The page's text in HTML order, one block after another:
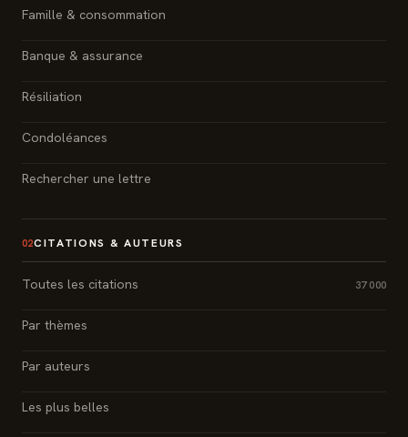
Famille & consommation
Banque & assurance
Résiliation
Condoléances
Rechercher une lettre
02CITATIONS & AUTEURS
Toutes les citations 37 000
Par thèmes
Par auteurs
Les plus belles